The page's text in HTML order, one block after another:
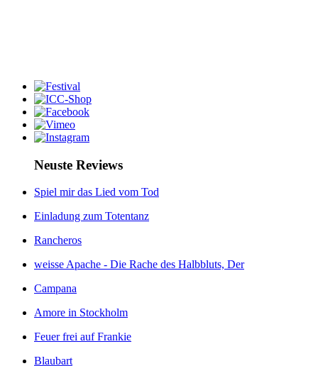
Neuste Reviews
Spiel mir das Lied vom Tod
Einladung zum Totentanz
Rancheros
weisse Apache - Die Rache des Halbbluts, Der
Campana
Amore in Stockholm
Feuer frei auf Frankie
Blaubart